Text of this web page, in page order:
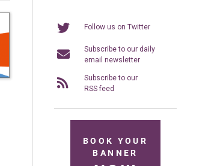
Follow us on Twitter
Subscribe to our daily
email newsletter
Subscribe to our
RSS feed
BOOK YOUR
BANNER